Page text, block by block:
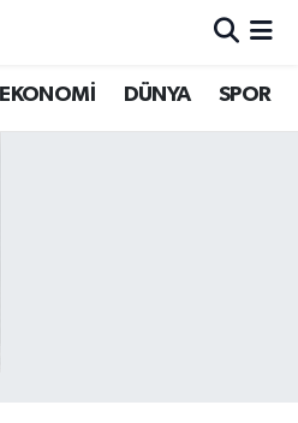
EKONOMİ DÜNYA SPOR
ve Fikstür